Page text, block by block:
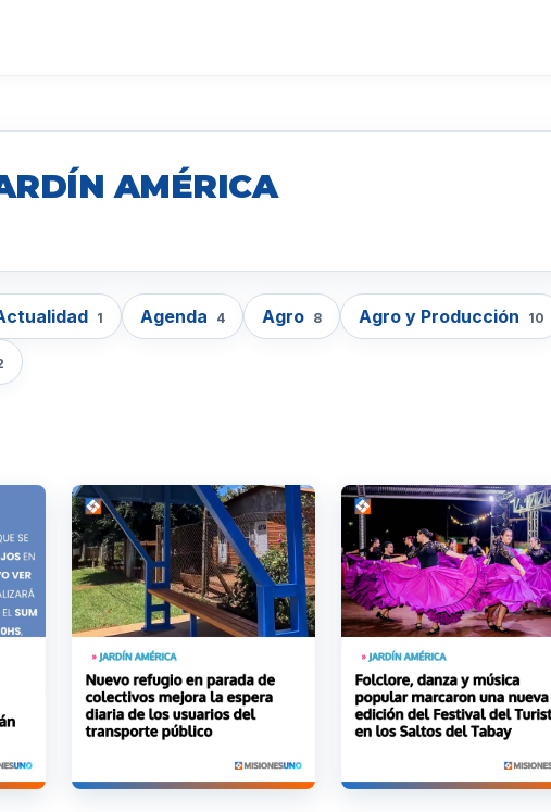
AMÉRICA
1 Agenda 4 Agro 8 Agro y Producción 10